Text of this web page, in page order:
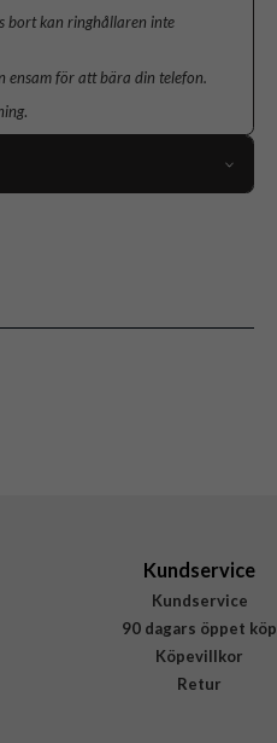
bort kan ringhållaren inte
ensam för att bära din telefon.
.
Burga
Kundservice
Kundservice
90 dagars öppet köp
Köpevillkor
Retur